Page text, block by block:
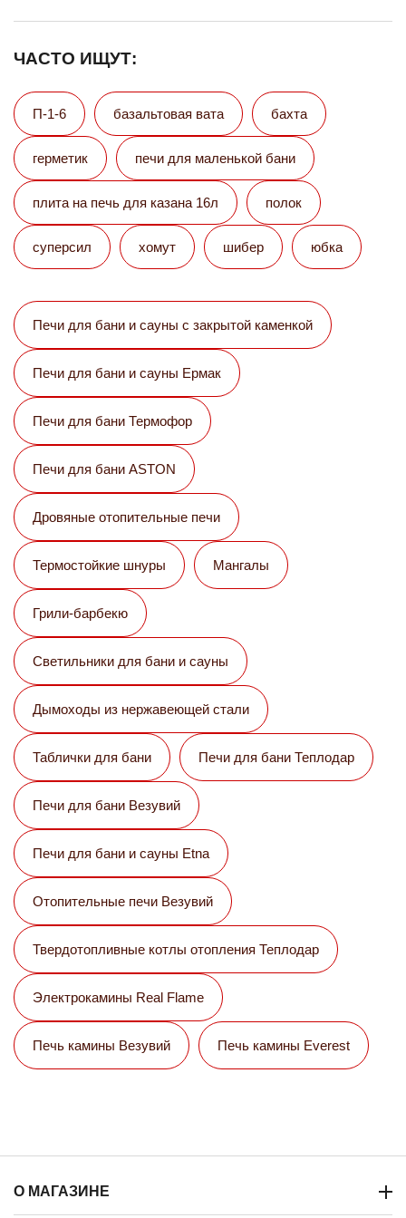
ЧАСТО ИЩУТ:
П-1-6 базальтовая вата бахта
герметик печи для маленькой бани
плита на печь для казана 16л полок
суперсил хомут шибер юбка
Печи для бани и сауны с закрытой каменкой
Печи для бани и сауны Eрмак
Печи для бани Термофор
Печи для бани ASTON
Дровяные отопительные печи
Термостойкие шнуры Мангалы
Грили-барбекю
Светильники для бани и сауны
Дымоходы из нержавеющей стали
Таблички для бани Печи для бани Теплодар
Печи для бани Везувий
Печи для бани и сауны Etna
Отопительные печи Везувий
Твердотопливные котлы отопления Теплодар
Электрокамины Real Flame
Печь камины Везувий Печь камины Everest
О МАГАЗИНЕ